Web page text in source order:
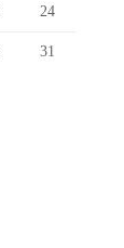
24
31